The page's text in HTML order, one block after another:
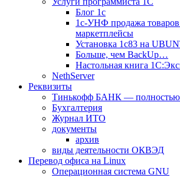
Блог 1с
1с-УНФ продажа товаров
маркетплейсы
Установка 1с83 на
Больше, чем BackUp…
Настольная книга
NethServer
Реквизиты
Тинькофф БАНК — полностью
Бухгалтерия
Журнал ИТО
документы
архив
виды деятельности ОКВЭД
Перевод офиса на Linux
Операционная система GNU